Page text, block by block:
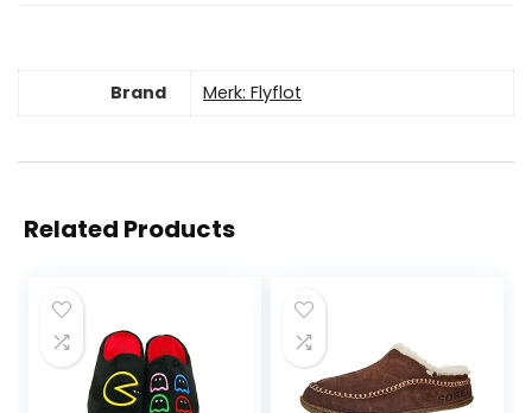
Brand Merk: Flyflot
Related Products